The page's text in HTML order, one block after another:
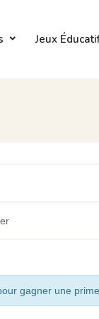
Jeux
gagner une